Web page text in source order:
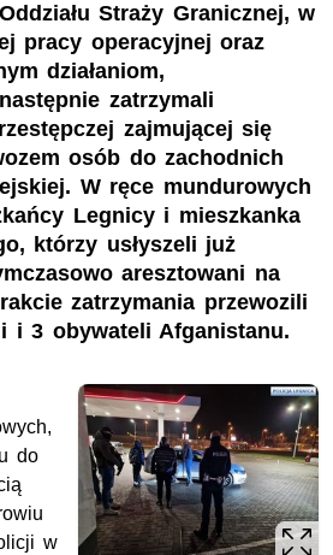
Straży Granicznej, w
pracy operacyjnej oraz
działaniom,
zatrzymali
zajmującej się
osób do zachodnich
W ręce mundurowych
Legnicy i mieszkanka
którzy usłyszeli już
aresztowani na
zatrzymania przewozili
i 3 obywateli Afganistanu.
do
w